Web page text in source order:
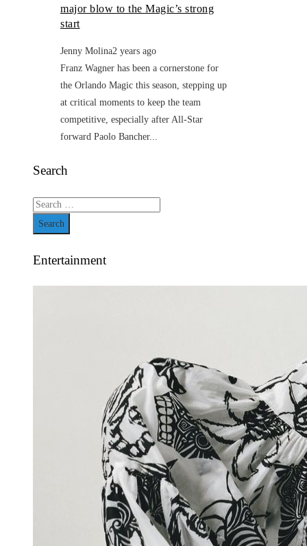
major blow to the Magic’s strong
start
Jenny Molina2 years ago
Franz Wagner has been a cornerstone for
the Orlando Magic this season, stepping up
at critical moments to keep the team
competitive, especially after All-Star
forward Paolo Bancher...
Search
Search
for:
Entertainment